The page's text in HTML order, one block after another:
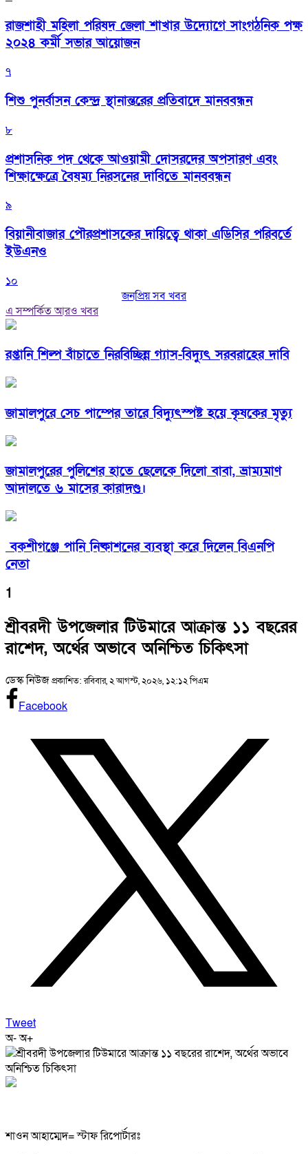
রাজশাহী মহিলা পরিষদ জেলা শাখার উদ্যোগে সাংগঠনিক পক্ষ
২০২৪ কর্মী সভার আয়োজন
৭
শিশু পুনর্বাসন কেন্দ্র স্থানান্তরের প্রতিবাদে মানববন্ধন
৮
প্রশাসনিক পদ থেকে আওয়ামী দোসরদের অপসারণ এবং
শিক্ষাক্ষেত্রে বৈষম্য নিরসনের দাবিতে মানববন্ধন
৯
বিয়ানীবাজার পৌরপ্রশাসকের দায়িত্বে থাকা এডিসির পরিবর্তে
ইউএনও
১০
জনপ্রিয় সব খবর
এ সম্পর্কিত আরও খবর
রপ্তানি শিল্প বাঁচাতে নিরবিচ্ছিন্ন গ্যাস-বিদ্যুৎ সরবরাহের দাবি
জামালপুরে সেচ পাম্পের তারে বিদ্যুৎস্পষ্ট হয়ে কৃষকের মৃত্যু
জামালপুরের পুলিশের হাতে ছেলেকে দিলো বাবা, ভ্রাম্যমাণ
আদালতে ৬ মাসের কারাদণ্ড।
বকশীগঞ্জে পানি নিষ্কাশনের ব্যবস্থা করে দিলেন বিএনপি
নেতা
1
শ্রীবরদী উপজেলার টিউমারে আক্রান্ত ১১ বছরের
রাশেদ, অর্থের অভাবে অনিশ্চিত চিকিৎসা
ডেস্ক নিউজপ্রকাশিত: রবিবার, ২ আগস্ট, ২০২৬, ১২:১২ পিএম
Facebook
Tweet
অ-অ+
শাওন আহাম্মেদ= স্টাফ রিপোর্টারঃ